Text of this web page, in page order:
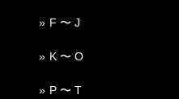
F 〜 J
K 〜 O
P 〜 T